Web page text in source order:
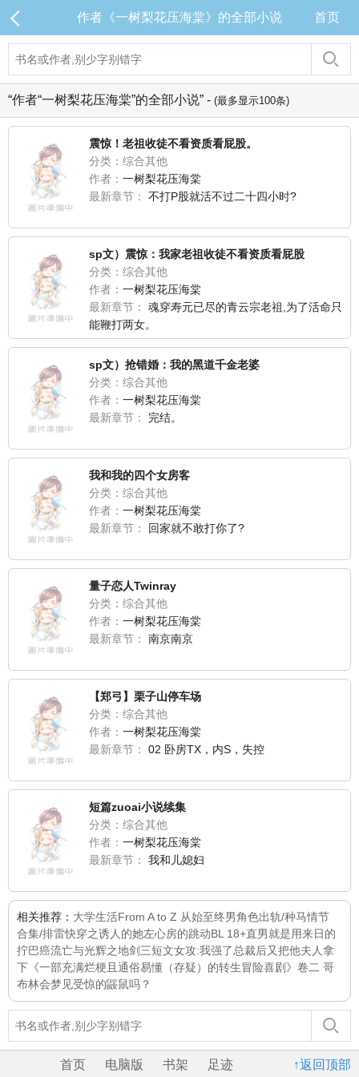
作者《一树梨花压海棠》的全部小说 首页
“作者“一树梨花压海棠”的全部小说” - (最多显示100条)
震惊！老祖收徒不看资质看屁股。
分类：综合其他
作者： 一树梨花压海棠
最新章节：
不打P股就活不过二十四小时?
sp文）震惊：我家老祖收徒不看资质看屁股
分类：综合其他
作者： 一树梨花压海棠
最新章节：
魂穿寿元已尽的青云宗老祖,为了活命只
能鞭打两女。
sp文）抢错婚：我的黑道千金老婆
分类：综合其他
作者： 一树梨花压海棠
最新章节：
完结。
我和我的四个女房客
分类：综合其他
作者： 一树梨花压海棠
最新章节：
回家就不敢打你了?
量子恋人Twinray
分类：综合其他
作者： 一树梨花压海棠
最新章节：
南京南京
【郑弓】栗子山停车场
分类：综合其他
作者： 一树梨花压海棠
最新章节：
02 卧房TX，内S，失控
短篇zuoai小说续集
分类：综合其他
作者： 一树梨花压海棠
最新章节：
我和儿媳妇
相关推荐： 大学生活From A to Z 从始至终男角色出轨/种马情节
合集/排雷快穿之诱人的她左心房的跳动BL 18+直男就是用来日的
拧巴癌流亡与光辉之地剑三短文女攻:我强了总裁后又把他夫人拿
下 《一部充满烂梗且通俗易懂（存疑）的转生冒险喜剧》卷二 哥
布林会梦见受惊的鼹鼠吗？
↑返回顶部
首页 电脑版 书架 足迹